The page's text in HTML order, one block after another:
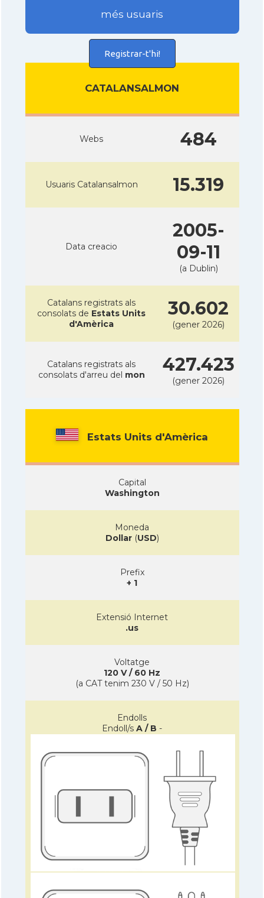
més usuaris
Registrar-t'hi!
CATALANSALMON
Webs 484
Usuaris Catalansalmon 15.319
Data creacio
2005-
09-11
(a Dublin)
Catalans registrats als
consolats de Estats Units
d'Amèrica
30.602
(gener 2026)
Catalans registrats als
consolats d'arreu del mon 427.423
(gener 2026)
Estats Units d'Amèrica
Capital
Washington
Moneda
Dollar(USD)
Prefix
+ 1
Extensió Internet
.us
Voltatge
120 V / 60 Hz
(a CAT tenim 230 V / 50 Hz)
Endolls
Endoll/s A / B -